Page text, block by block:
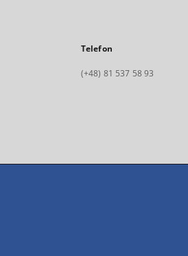
Telefon
(+48) 81 537 58 93